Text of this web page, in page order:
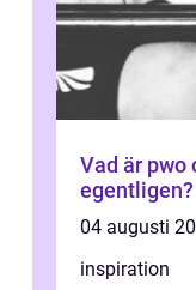
Vad är pwo
egentligen?
04 augusti
inspiration